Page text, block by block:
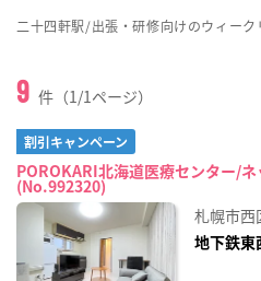
9 件（1/1ページ）
割引キャンペーン
POROKARI北海道医療センター/
(No.992320)
札幌市西
地下鉄東